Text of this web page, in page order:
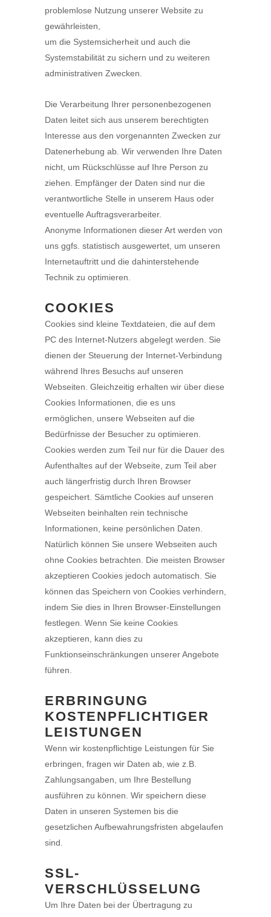
problemlose Nutzung unserer Website zu
gewährleisten,
um die Systemsicherheit und auch die
Systemstabilität zu sichern und zu weiteren
administrativen Zwecken.
Die Verarbeitung Ihrer personenbezogenen
Daten leitet sich aus unserem berechtigten
Interesse aus den vorgenannten Zwecken zur
Datenerhebung ab. Wir verwenden Ihre Daten
nicht, um Rückschlüsse auf Ihre Person zu
ziehen. Empfänger der Daten sind nur die
verantwortliche Stelle in unserem Haus oder
eventuelle Auftragsverarbeiter.
Anonyme Informationen dieser Art werden von
uns ggfs. statistisch ausgewertet, um unseren
Internetauftritt und die dahinterstehende
Technik zu optimieren.
COOKIES
Cookies sind kleine Textdateien, die auf dem
PC des Internet-Nutzers abgelegt werden. Sie
dienen der Steuerung der Internet-Verbindung
während Ihres Besuchs auf unseren
Webseiten. Gleichzeitig erhalten wir über diese
Cookies Informationen, die es uns
ermöglichen, unsere Webseiten auf die
Bedürfnisse der Besucher zu optimieren.
Cookies werden zum Teil nur für die Dauer des
Aufenthaltes auf der Webseite, zum Teil aber
auch längerfristig durch Ihren Browser
gespeichert. Sämtliche Cookies auf unseren
Webseiten beinhalten rein technische
Informationen, keine persönlichen Daten.
Natürlich können Sie unsere Webseiten auch
ohne Cookies betrachten. Die meisten Browser
akzeptieren Cookies jedoch automatisch. Sie
können das Speichern von Cookies verhindern,
indem Sie dies in Ihren Browser-Einstellungen
festlegen. Wenn Sie keine Cookies
akzeptieren, kann dies zu
Funktionseinschränkungen unserer Angebote
führen.
ERBRINGUNG
KOSTENPFLICHTIGER
LEISTUNGEN
Wenn wir kostenpflichtige Leistungen für Sie
erbringen, fragen wir Daten ab, wie z.B.
Zahlungsangaben, um Ihre Bestellung
ausführen zu können. Wir speichern diese
Daten in unseren Systemen bis die
gesetzlichen Aufbewahrungsfristen abgelaufen
sind.
SSL-
VERSCHLÜSSELUNG
Um Ihre Daten bei der Übertragung zu